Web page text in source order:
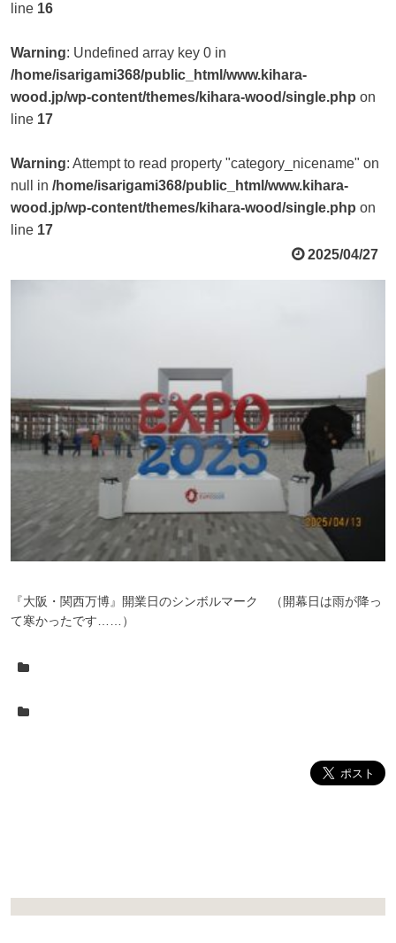
line 16
Warning: Undefined array key 0 in
/home/isarigami368/public_html/www.kihara-
wood.jp/wp-content/themes/kihara-wood/single.php on
line 17
Warning: Attempt to read property "category_nicename" on
null in /home/isarigami368/public_html/www.kihara-
wood.jp/wp-content/themes/kihara-wood/single.php on
line 17
2025/04/27
『大阪・関西万博』開業日のシンボルマーク （開幕日は雨が降っ
て寒かったです……）